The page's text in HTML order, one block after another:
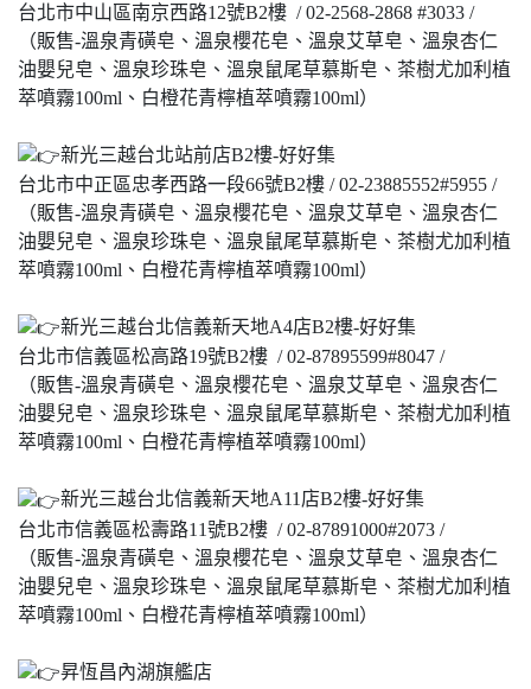
台北市中山區南京西路12號B2樓 / 02-2568-2868 #3033 /
（販售-溫泉青磺皂、溫泉櫻花皂、溫泉艾草皂、溫泉杏仁
油嬰兒皂、溫泉珍珠皂、溫泉鼠尾草慕斯皂、茶樹尤加利植
萃噴霧100ml、白橙花青檸植萃噴霧100ml）
新光三越台北站前店B2樓-好好集
台北市中正區忠孝西路一段66號B2樓 / 02-23885552#5955 /
（販售-溫泉青磺皂、溫泉櫻花皂、溫泉艾草皂、溫泉杏仁
油嬰兒皂、溫泉珍珠皂、溫泉鼠尾草慕斯皂、茶樹尤加利植
萃噴霧100ml、白橙花青檸植萃噴霧100ml）
新光三越台北信義新天地A4店B2樓-好好集
台北市信義區松高路19號B2樓 / 02-87895599#8047 /
（販售-溫泉青磺皂、溫泉櫻花皂、溫泉艾草皂、溫泉杏仁
油嬰兒皂、溫泉珍珠皂、溫泉鼠尾草慕斯皂、茶樹尤加利植
萃噴霧100ml、白橙花青檸植萃噴霧100ml）
新光三越台北信義新天地A11店B2樓-好好集
台北市信義區松壽路11號B2樓 / 02-87891000#2073 /
（販售-溫泉青磺皂、溫泉櫻花皂、溫泉艾草皂、溫泉杏仁
油嬰兒皂、溫泉珍珠皂、溫泉鼠尾草慕斯皂、茶樹尤加利植
萃噴霧100ml、白橙花青檸植萃噴霧100ml）
昇恆昌內湖旗艦店